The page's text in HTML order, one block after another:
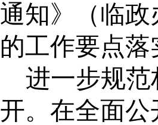
通知》（临政
的工作要点落
进一步规
开。在全面